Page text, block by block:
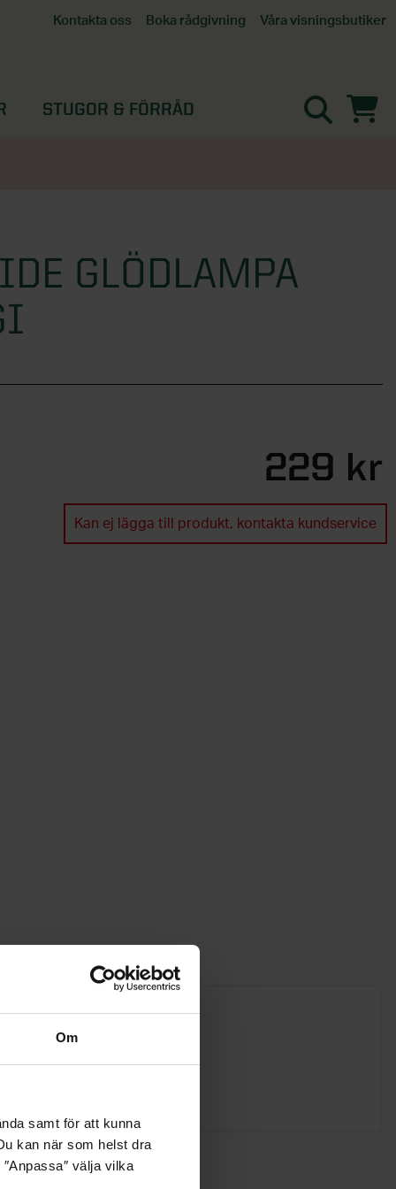
Om
samt för att kunna
kan när som helst dra
välja vilka
Kontakta oss Boka rådgivning Våra visningsbutiker
Göteborg
STUGOR & FÖRRÅD
GLÖDLAMPA
229 kr
Kan ej lägga till produkt, kontakta kundservice